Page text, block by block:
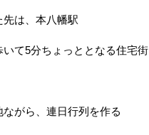
先は、本八幡駅
いて5分ちょっととなる住宅街
ながら、連日行列を作る